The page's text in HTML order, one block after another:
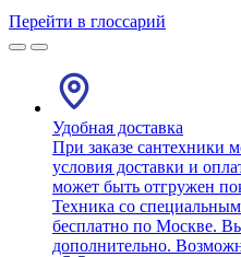
Перейти в глоссарий
Удобная доставка
При заказе сантехники
условия доставки и
может быть отгружен
Техника со
бесплатно по Москве.
дополнительно.